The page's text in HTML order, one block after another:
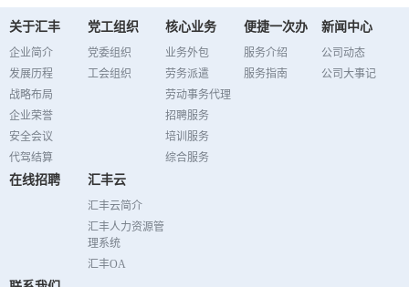
全，不断增强消防安全意识和消防安全管理。包括写字楼电器引
起的火灾发生时如何自救，如何灭火等等。培训最后，缪老师针
对大家在实际生活中遇到的相关问题进行解答，提高大家对消防
安全工作的认知和了解。本次消防培训，全体员工表现出了浓厚
的兴趣，纷纷表示：消防安全培训相当重要。通过参加培训，...
形象地展现了沟通的重要性，由此引入课题。生动的互动小游戏
和简明的例子相结合，简宁老师给我们阐述了沟通较普遍的四个
类型“指责”、“讨好”、“超理智”、“打岔”。通过体验夸张的沟通
标志性动作，员工们在轻松的氛围中认识到沟通力四种普遍类型
的不足之处。如何改正不足，达到有效沟通？老师从心理学的角
度给大家介绍了良性沟通方式“一致性沟通”，并简单举例阐述了
一致性沟通在职场和生活中运用的小技巧。讲座气氛轻松愉悦,
最后在员工们热烈的掌声中圆满结束。本次讲座有利于普及沟通
力心理学知识，同时通过一致性沟通，提升员工在生活和职场中
交际能力，营造良好的办公氛围和生活环境。
关于汇丰
企业简介
发展历程
战略布局
企业荣誉
安全会议
代驾结算
党工组织
党委组织
工会组织
核心业务
业务外包
劳务派遣
劳动事务代理
招聘服务
培训服务
综合服务
便捷一次办
服务介绍
服务指南
新闻中心
公司动态
公司大事记
在线招聘 汇丰云
汇丰云简介
汇丰人力资源管
理系统
汇丰OA